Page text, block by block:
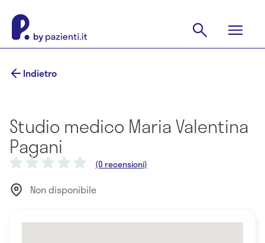
Indietro
Studio medico Maria Valentina
Pagani
(0 recensioni)
Non disponibile